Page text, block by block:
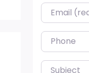
Email
Phone
Subject